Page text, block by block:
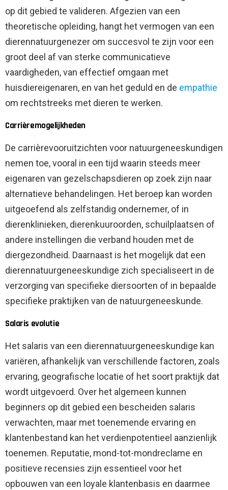
op dit gebied te valideren. Afgezien van een
theoretische opleiding, hangt het vermogen van een
dierennatuurgenezer om succesvol te zijn voor een
groot deel af van sterke communicatieve
vaardigheden, van effectief omgaan met
huisdiereigenaren, en van het geduld en de empathie
om rechtstreeks met dieren te werken.
Carrièremogelijkheden
De carrièrevooruitzichten voor natuurgeneeskundigen
nemen toe, vooral in een tijd waarin steeds meer
eigenaren van gezelschapsdieren op zoek zijn naar
alternatieve behandelingen. Het beroep kan worden
uitgeoefend als zelfstandig ondernemer, of in
dierenklinieken, dierenkuuroorden, schuilplaatsen of
andere instellingen die verband houden met de
diergezondheid. Daarnaast is het mogelijk dat een
dierennatuurgeneeskundige zich specialiseert in de
verzorging van specifieke diersoorten of in bepaalde
specifieke praktijken van de natuurgeneeskunde.
Salaris evolutie
Het salaris van een dierennatuurgeneeskundige kan
variëren, afhankelijk van verschillende factoren, zoals
ervaring, geografische locatie of het soort praktijk dat
wordt uitgevoerd. Over het algemeen kunnen
beginners op dit gebied een bescheiden salaris
verwachten, maar met toenemende ervaring en
klantenbestand kan het verdienpotentieel aanzienlijk
toenemen. Reputatie, mond-tot-mondreclame en
positieve recensies zijn essentieel voor het
opbouwen van een loyale klantenbasis en daarmee